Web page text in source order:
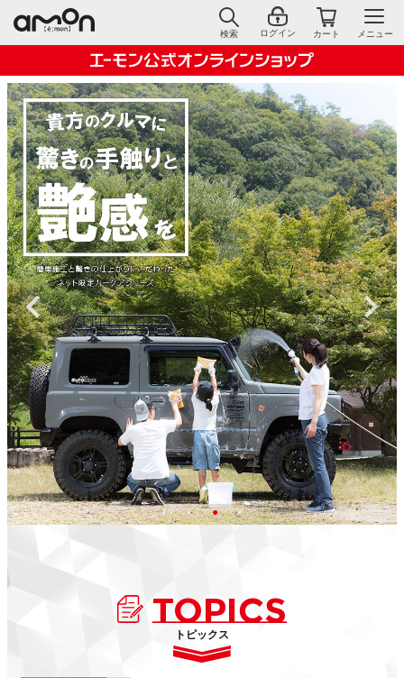
検索 ログイン カート メニュー
TOPICS
トピックス